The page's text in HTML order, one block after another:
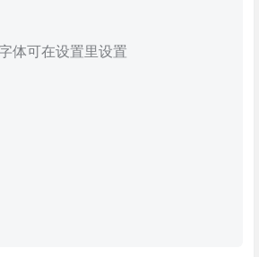
字体可在设置里设置